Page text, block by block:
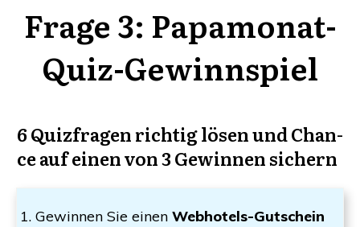
Frage 3: Papamonat-
Quiz-Gewinnspiel
6 Quiz­fra­gen rich­tig lösen und Chan­
ce auf einen von 3 Gewin­nen sichern
Gewin­nen Sie einen Web­ho­tels-Gut­schein